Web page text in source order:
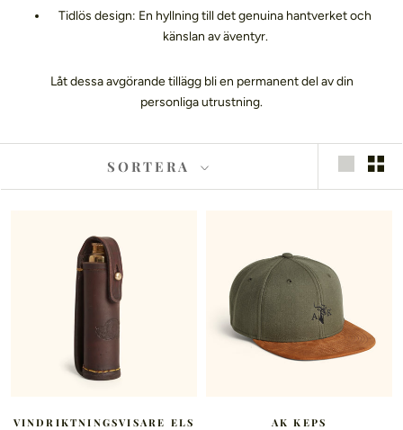
Tidlös design: En hyllning till det genuina hantverket och
känslan av äventyr.
Låt dessa avgörande tillägg bli en permanent del av din
personliga utrustning.
SORTERA
VINDRIKTNINGSVISARE ELS
AK KEPS